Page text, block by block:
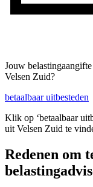
Jouw
Velsen Zuid?
betaalbaar uitbesteden
Klik op ‘betaalbaar
uit Velsen Zuid te
Redenen om